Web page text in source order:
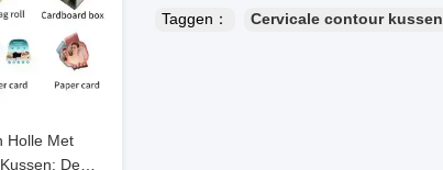
Holle Met
De
Taggen： Cervicale contour kussen